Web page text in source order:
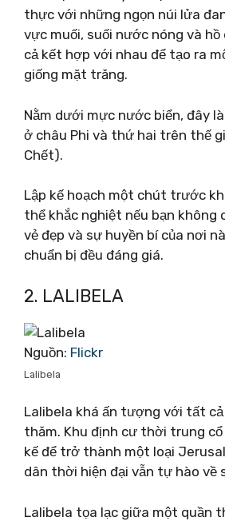
thực với những ngọn núi lửa
vực muối, suối nước nóng và
cả kết hợp với nhau để tạo ra
giống mặt trăng.
Nằm dưới mực nước biển, đây
ở châu Phi và thứ hai trên thế
Chết).
Lập kế hoạch một chút trước
thể khắc nghiệt nếu bạn không
vẻ đẹp và sự huyền bí của nơi
chuẩn bị đều đáng giá.
2. LALIBELA
Nguồn: Flickr
Lalibela
Lalibela khá ấn tượng với tất
thăm. Khu định cư thời trung
kế để trở thành một loại
dân thời hiện đại vẫn tự hào về
Lalibela tọa lạc giữa một quần